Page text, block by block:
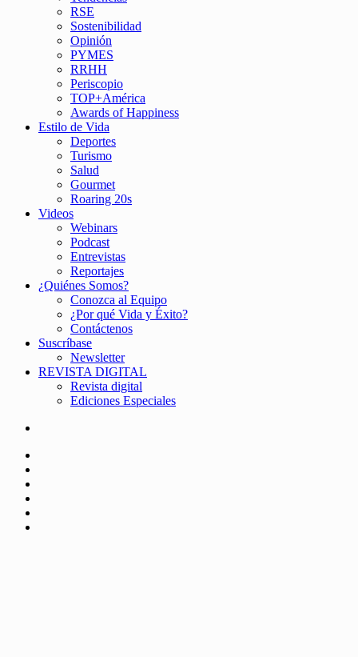
RSE
Sostenibilidad
Opinión
PYMES
RRHH
Periscopio
TOP+América
Awards of Happiness
Estilo de Vida
Deportes
Turismo
Salud
Gourmet
Roaring 20s
Videos
Webinars
Podcast
Entrevistas
Reportajes
¿Quiénes Somos?
Conozca al Equipo
¿Por qué Vida y Éxito?
Contáctenos
Suscríbase
Newsletter
REVISTA DIGITAL
Revista digital
Ediciones Especiales